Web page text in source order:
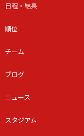
日程・結果
順位
チーム
ブログ
ニュース
スタジアム